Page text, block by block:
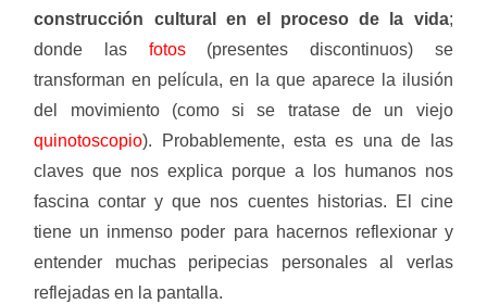
construcción cultural en el proceso de la vida;
donde las fotos(presentes discontinuos) se
transforman en película, en la que aparece la ilusión
del movimiento (como si se tratase de un viejo
quinotoscopio). Probablemente, esta es una de las
claves que nos explica porque a los humanos nos
fascina contar y que nos cuentes historias. El cine
tiene un inmenso poder para hacernos reflexionar y
entender muchas peripecias personales al verlas
reflejadas en la pantalla.